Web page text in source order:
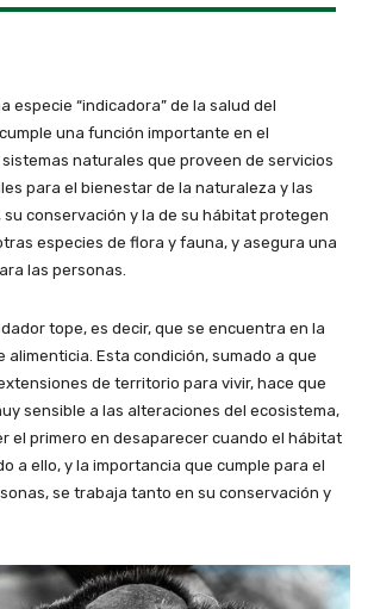
especie “indicadora” de la salud del
una función importante en el
naturales que proveen de servicios
para el bienestar de la naturaleza y las
su conservación y la de su hábitat protegen
especies de flora y fauna, y asegura una
las personas.
tope, es decir, que se encuentra en la
alimenticia. Esta condición, sumado a que
de territorio para vivir, hace que
sensible a las alteraciones del ecosistema,
el primero en desaparecer cuando el hábitat
a ello, y la importancia que cumple para el
se trabaja tanto en su conservación y